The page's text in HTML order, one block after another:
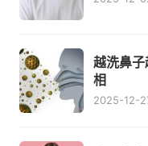
越洗鼻
相
2025-12-